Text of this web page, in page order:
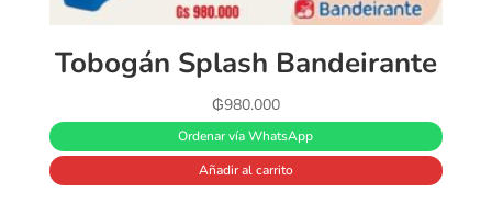
Tobogán Splash Bandeirante
₲980.000
Ordenar vía WhatsApp
Añadir al carrito